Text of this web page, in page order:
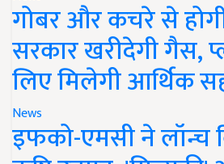
गोबर और कचरे से
सरकार खरीदेगी गैस,
लिए मिलेगी आर्थिक
News
इफको-एमसी ने लॉन्च